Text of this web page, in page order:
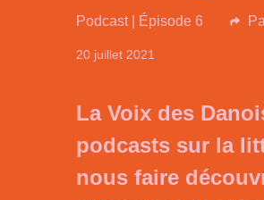
Podcast | Épisode 6
20 juillet 2021
La Voix des
podcasts sur la
nous faire